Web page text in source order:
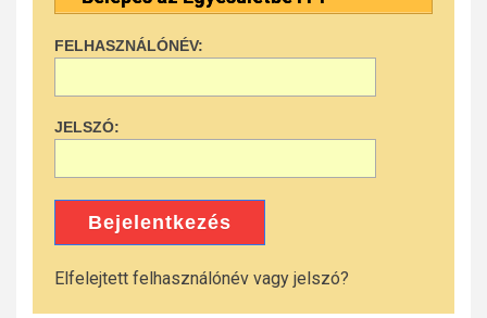
FELHASZNÁLÓNÉV:
JELSZÓ:
Bejelentkezés
Elfelejtett felhasználónév vagy jelszó?